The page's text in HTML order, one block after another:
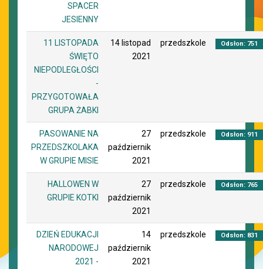
SPACER
JESIENNY
11 LISTOPADA
ŚWIĘTO
NIEPODLEGŁOŚCI
-
PRZYGOTOWAŁA
GRUPA ŻABKI
14 listopad
2021
przedszkole Odsłon: 751
PASOWANIE NA
PRZEDSZKOLAKA
W GRUPIE MISIE
27
październik
2021
przedszkole Odsłon: 911
HALLOWEN W
GRUPIE KOTKI
27
październik
2021
przedszkole Odsłon: 765
DZIEŃ EDUKACJI
NARODOWEJ
2021 -
14
październik
2021
przedszkole Odsłon: 831